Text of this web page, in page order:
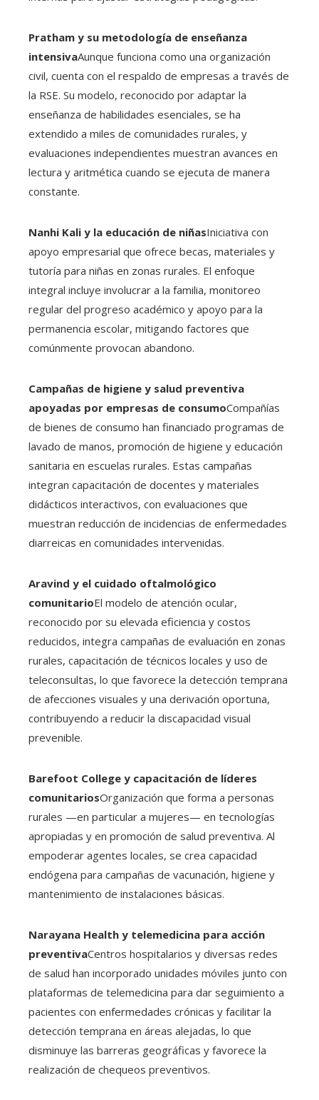
Pratham y su metodología de enseñanza
intensivaAunque funciona como una organización
civil, cuenta con el respaldo de empresas a través de
la RSE. Su modelo, reconocido por adaptar la
enseñanza de habilidades esenciales, se ha
extendido a miles de comunidades rurales, y
evaluaciones independientes muestran avances en
lectura y aritmética cuando se ejecuta de manera
constante.
Nanhi Kali y la educación de niñasIniciativa con
apoyo empresarial que ofrece becas, materiales y
tutoría para niñas en zonas rurales. El enfoque
integral incluye involucrar a la familia, monitoreo
regular del progreso académico y apoyo para la
permanencia escolar, mitigando factores que
comúnmente provocan abandono.
Campañas de higiene y salud preventiva
apoyadas por empresas de consumoCompañías
de bienes de consumo han financiado programas de
lavado de manos, promoción de higiene y educación
sanitaria en escuelas rurales. Estas campañas
integran capacitación de docentes y materiales
didácticos interactivos, con evaluaciones que
muestran reducción de incidencias de enfermedades
diarreicas en comunidades intervenidas.
Aravind y el cuidado oftalmológico
comunitarioEl modelo de atención ocular,
reconocido por su elevada eficiencia y costos
reducidos, integra campañas de evaluación en zonas
rurales, capacitación de técnicos locales y uso de
teleconsultas, lo que favorece la detección temprana
de afecciones visuales y una derivación oportuna,
contribuyendo a reducir la discapacidad visual
prevenible.
Barefoot College y capacitación de líderes
comunitariosOrganización que forma a personas
rurales —en particular a mujeres— en tecnologías
apropiadas y en promoción de salud preventiva. Al
empoderar agentes locales, se crea capacidad
endógena para campañas de vacunación, higiene y
mantenimiento de instalaciones básicas.
Narayana Health y telemedicina para acción
preventivaCentros hospitalarios y diversas redes
de salud han incorporado unidades móviles junto con
plataformas de telemedicina para dar seguimiento a
pacientes con enfermedades crónicas y facilitar la
detección temprana en áreas alejadas, lo que
disminuye las barreras geográficas y favorece la
realización de chequeos preventivos.